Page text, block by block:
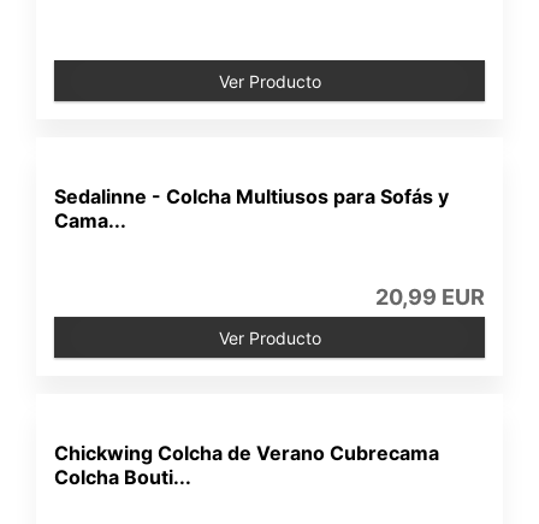
Ver Producto
Sedalinne - Colcha Multiusos para Sofás y
Cama...
20,99 EUR
Ver Producto
Chickwing Colcha de Verano Cubrecama
Colcha Bouti...